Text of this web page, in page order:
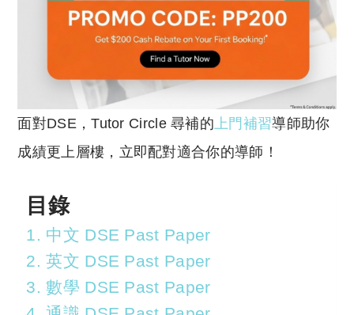
面對DSE，Tutor Circle 尋補的 上門補習導師助你
成績更上層樓，立即配對適合你的導師！
目錄
1. 中文 DSE Past Paper
2. 英文 DSE Past Paper
3. 數學 DSE Past Paper